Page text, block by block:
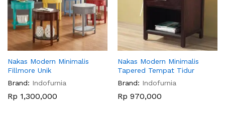
Nakas Modern Minimalis
Fillmore Unik
Brand: Indofurnia
Rp 1,300,000
Nakas Modern Minimalis
Tapered Tempat Tidur
Brand: Indofurnia
Rp 970,000